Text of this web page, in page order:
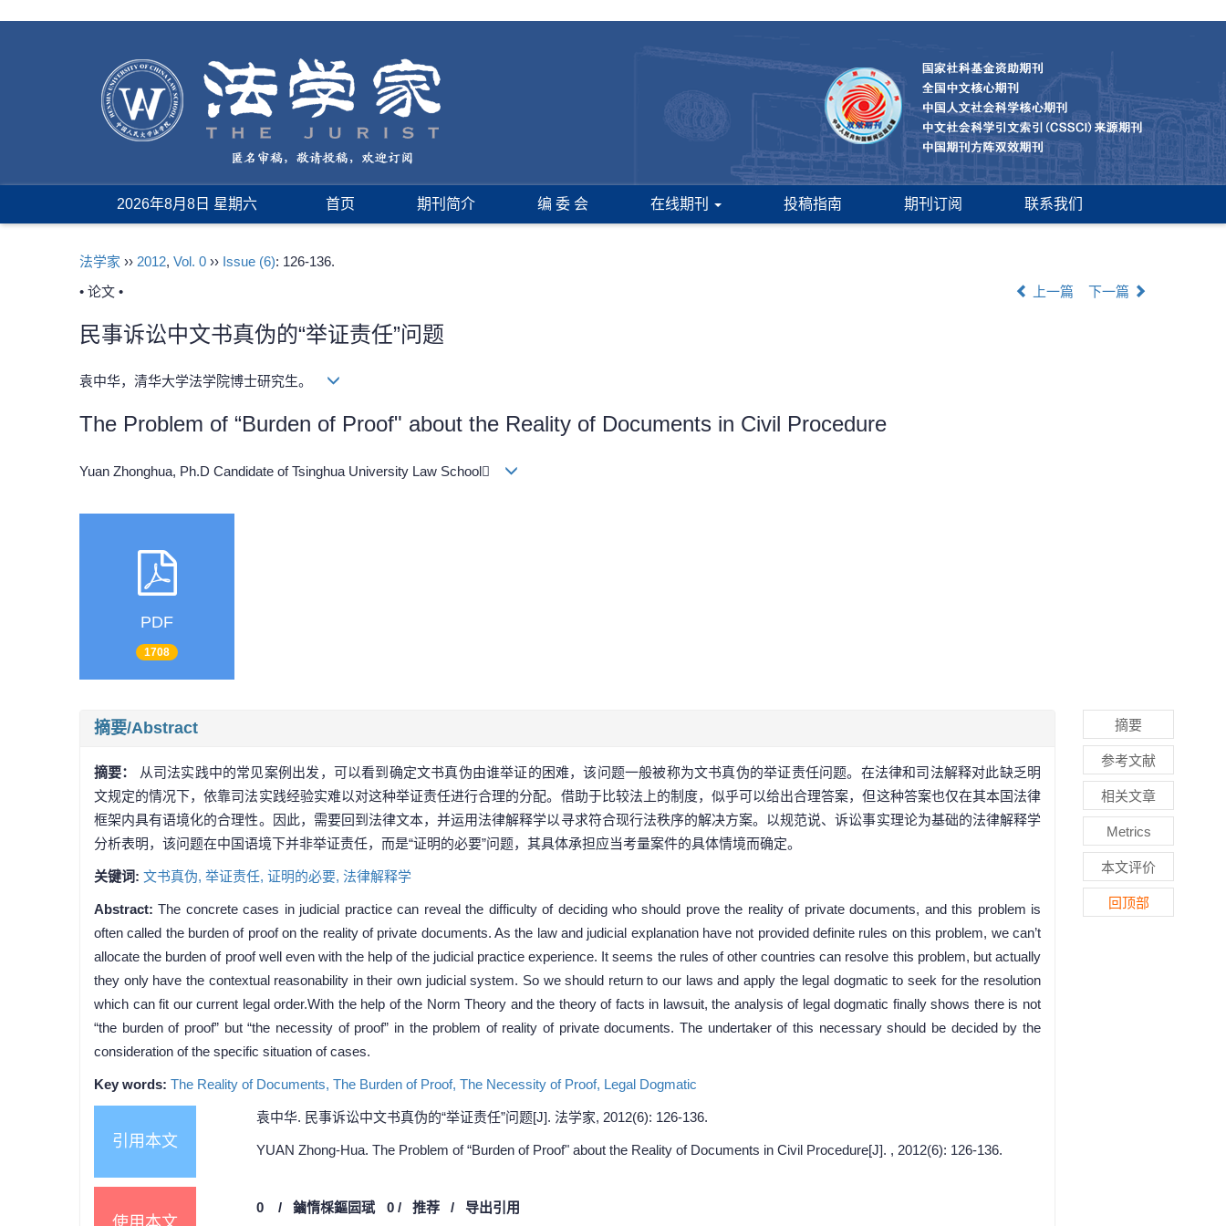
2026年8月8日 星期六 首页 期刊简介 编 委 会 在线期刊 投稿指南 期刊订阅 联系我们
法学家 ›› 2012, Vol. 0 ›› Issue (6): 126-136.
• 论文 •
上一篇 下一篇
民事诉讼中文书真伪的“举证责任”问题
袁中华，清华大学法学院博士研究生。
The Problem of “Burden of Proof" about the Reality of Documents in Civil Procedure
Yuan Zhonghua, Ph.D Candidate of Tsinghua University Law School
PDF
1708
摘要/Abstract
摘要：
从司法实践中的常见案例出发，可以看到确定文书真伪由谁举证的困难，该问题一般被称为文书真伪的举证责任问题。在法律和司法解释对此缺乏明
文规定的情况下，依靠司法实践经验实难以对这种举证责任进行合理的分配。借助于比较法上的制度，似乎可以给出合理答案，但这种答案也仅在其本国法律
框架内具有语境化的合理性。因此，需要回到法律文本，并运用法律解释学以寻求符合现行法秩序的解决方案。以规范说、诉讼事实理论为基础的法律解释学
分析表明，该问题在中国语境下并非举证责任，而是“证明的必要”问题，其具体承担应当考量案件的具体情境而确定。
关键词: 文书真伪, 举证责任, 证明的必要, 法律解释学
Abstract:The concrete cases in judicial practice can reveal the difficulty of deciding who should prove the reality of private documents, and this problem is
often called the burden of proof on the reality of private documents. As the law and judicial explanation have not provided definite rules on this problem, we can’t
allocate the burden of proof well even with the help of the judicial practice experience. It seems the rules of other countries can resolve this problem, but actually
they only have the contextual reasonability in their own judicial system. So we should return to our laws and apply the legal dogmatic to seek for the resolution
which can fit our current legal order.With the help of the Norm Theory and the theory of facts in lawsuit, the analysis of legal dogmatic finally shows there is not
“the burden of proof” but “the necessity of proof” in the problem of reality of private documents. The undertaker of this necessary should be decided by the
consideration of the specific situation of cases.
Key words: The Reality of Documents, The Burden of Proof, The Necessity of Proof, Legal Dogmatic
引用本文
袁中华. 民事诉讼中文书真伪的“举证责任”问题[J]. 法学家, 2012(6): 126-136.
YUAN Zhong-Hua. The Problem of “Burden of Proof" about the Reality of Documents in Civil Procedure[J]. , 2012(6): 126-136.
0 / 鏀惰棌鏂囩珷 0/ 推荐 / 导出引用
摘要
参考文献
相关文章
Metrics
本文评价
回顶部